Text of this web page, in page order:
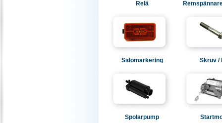
Relä
Sidomarkering Skruv /
Spolarpump